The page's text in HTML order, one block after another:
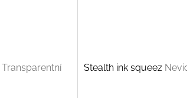
Transparentní
Stealth ink squeez